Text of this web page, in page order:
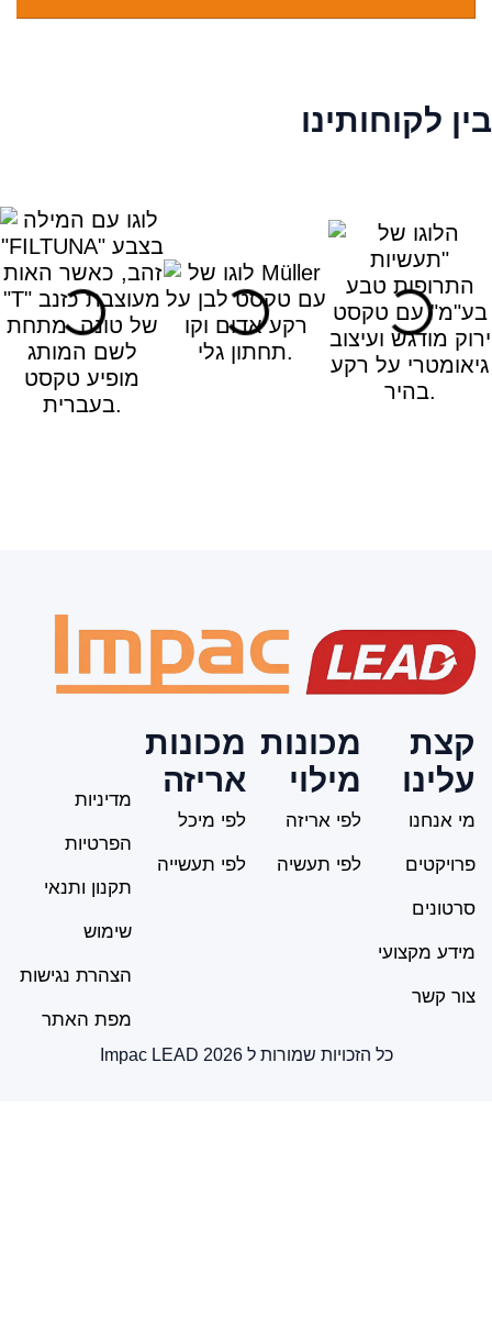
מקצועי
מכונות
מילוי
לפי אריזה
לפי תעשיה
מכונות
אריזה
לפי מיכל
לפי תעשייה
מדיניות
הפרטיות
תקנון ותנאי
שימוש
הצהרת נגישות
מפת האתר
כל הזכויות שמורות ל Impac LEAD 2026